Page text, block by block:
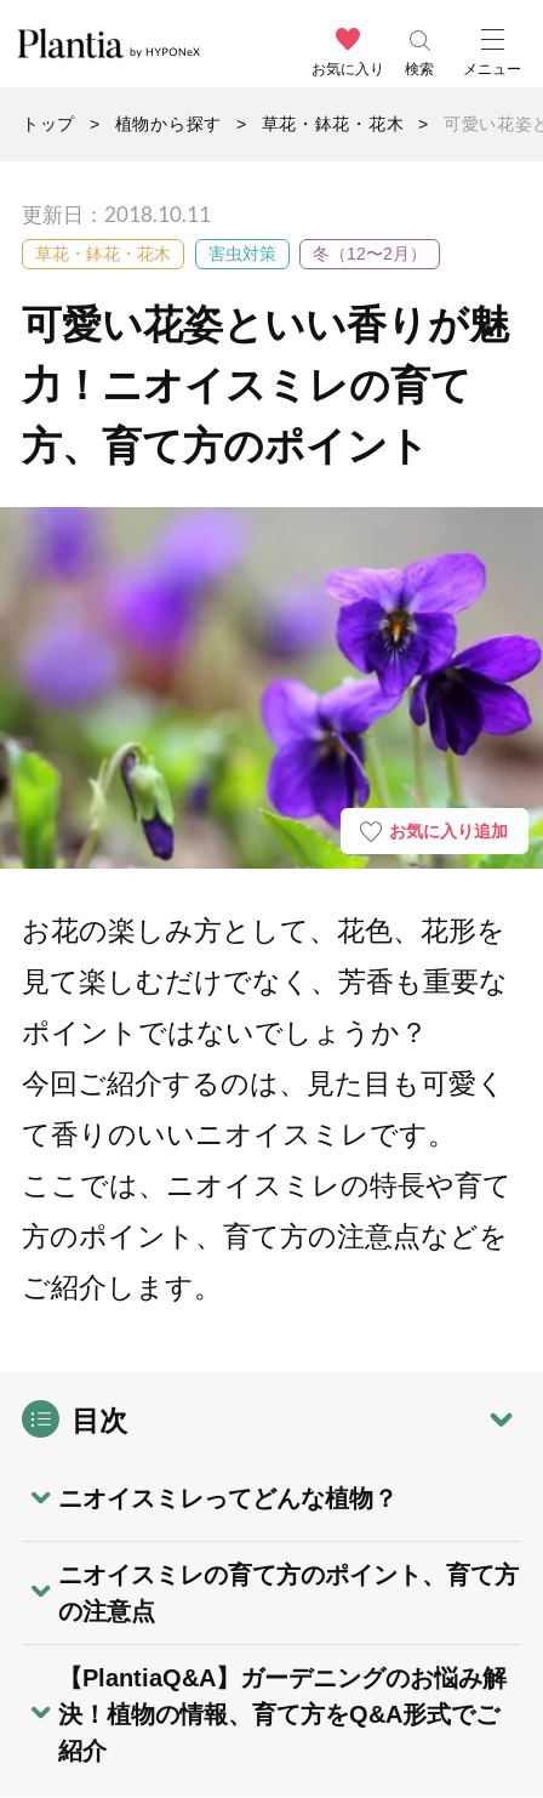
お気に入り 検索 メニュー
トップ 植物から探す 草花・鉢花・花木 可愛い花姿
更新日：2018.10.11
草花・鉢花・花木 害虫対策 冬（12〜2月）
可愛い花姿といい香りが魅
力！ニオイスミレの育て
方、育て方のポイント
お気に入り追加
お花の楽しみ方として、花色、花形を
見て楽しむだけでなく、芳香も重要な
ポイントではないでしょうか？
今回ご紹介するのは、見た目も可愛く
て香りのいいニオイスミレです。
ここでは、ニオイスミレの特長や育て
方のポイント、育て方の注意点などを
ご紹介します。
目次
ニオイスミレってどんな植物？
ニオイスミレの育て方のポイント、育て方
の注意点
【PlantiaQ&A】ガーデニングのお悩み解
決！植物の情報、育て方をQ&A形式でご
紹介